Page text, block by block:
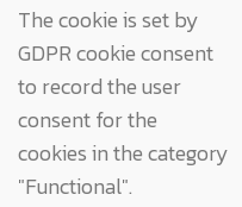
The cookie is set by
GDPR cookie consent
to record the user
consent for the
cookies in the category
"Functional".